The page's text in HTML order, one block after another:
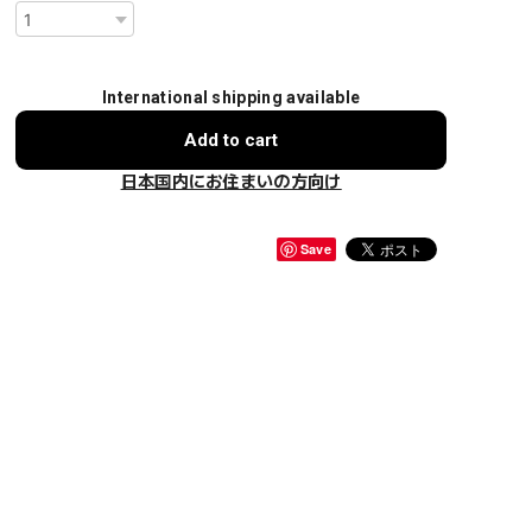
International shipping available
Add to cart
日本国内にお住まいの方向け
Save